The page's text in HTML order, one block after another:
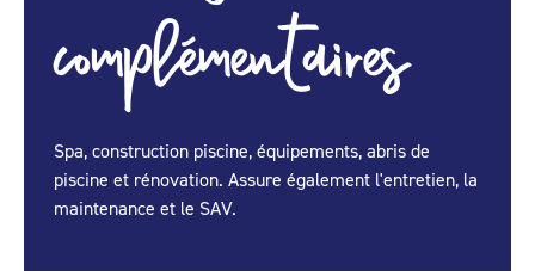
complémentaires
Spa, construction piscine, équipements, abris de
piscine et rénovation. Assure également l'entretien, la
maintenance et le SAV.